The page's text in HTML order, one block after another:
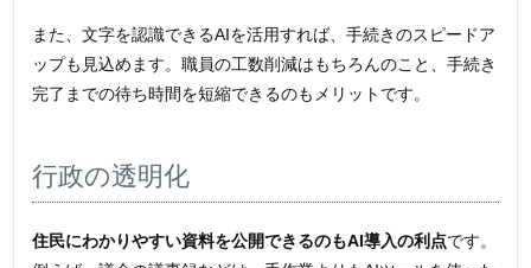
また、文字を認識できるAIを活用すれば、手続きのスピードア
ップも見込めます。職員の工数削減はもちろんのこと、手続き
完了までの待ち時間を短縮できるのもメリットです。
行政の透明化
住民にわかりやすい資料を公開できるのもAI導入の利点です。